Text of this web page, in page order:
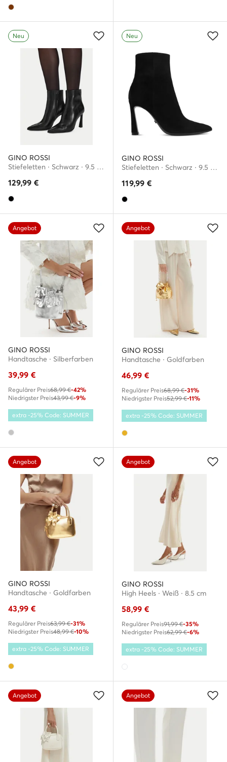
Neu
GINO ROSSI
Stiefeletten · Schwarz · 9.5 cm
129,99 €
Neu
GINO ROSSI
Stiefeletten · Schwarz · 9.5 cm
119,99 €
Angebot
GINO ROSSI
Handtasche · Silberfarben
39,99 €
Regulärer Preis68,99 €-42%
Niedrigster Preis43,99 €-9%
extra -25% Code: SUMMER
Angebot
GINO ROSSI
Handtasche · Goldfarben
46,99 €
Regulärer Preis68,99 €-31%
Niedrigster Preis52,99 €-11%
extra -25% Code: SUMMER
Angebot
GINO ROSSI
Handtasche · Goldfarben
43,99 €
Regulärer Preis63,99 €-31%
Niedrigster Preis48,99 €-10%
extra -25% Code: SUMMER
Angebot
GINO ROSSI
High Heels · Weiß · 8.5 cm
58,99 €
Regulärer Preis91,99 €-35%
Niedrigster Preis62,99 €-6%
extra -25% Code: SUMMER
Angebot Angebot